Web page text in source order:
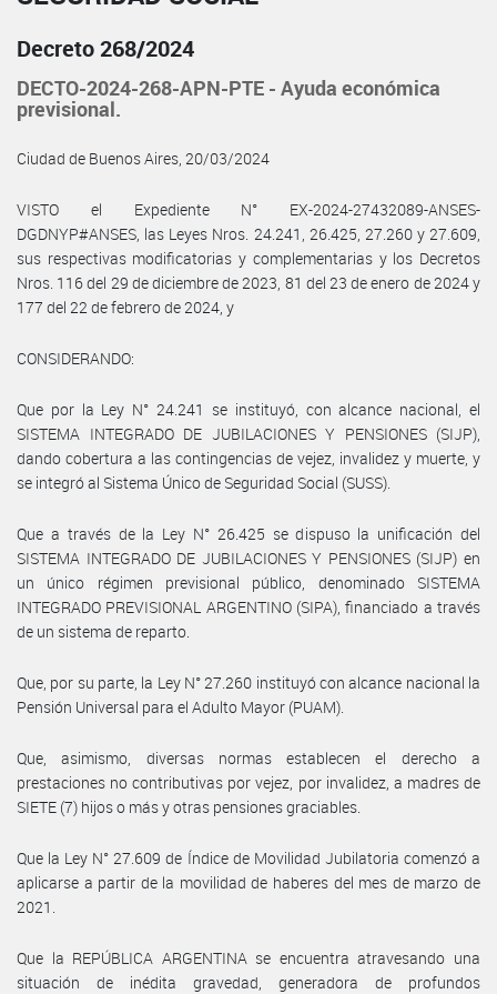
Decreto 268/2024
DECTO-2024-268-APN-PTE - Ayuda económica
previsional.
Ciudad de Buenos Aires, 20/03/2024
VISTO el Expediente N° EX-2024-27432089-ANSES-
DGDNYP#ANSES, las Leyes Nros. 24.241, 26.425, 27.260 y 27.609,
sus respectivas modificatorias y complementarias y los Decretos
Nros. 116 del 29 de diciembre de 2023, 81 del 23 de enero de 2024 y
177 del 22 de febrero de 2024, y
CONSIDERANDO:
Que por la Ley N° 24.241 se instituyó, con alcance nacional, el
SISTEMA INTEGRADO DE JUBILACIONES Y PENSIONES (SIJP),
dando cobertura a las contingencias de vejez, invalidez y muerte, y
se integró al Sistema Único de Seguridad Social (SUSS).
Que a través de la Ley N° 26.425 se dispuso la unificación del
SISTEMA INTEGRADO DE JUBILACIONES Y PENSIONES (SIJP) en
un único régimen previsional público, denominado SISTEMA
INTEGRADO PREVISIONAL ARGENTINO (SIPA), financiado a través
de un sistema de reparto.
Que, por su parte, la Ley N° 27.260 instituyó con alcance nacional la
Pensión Universal para el Adulto Mayor (PUAM).
Que, asimismo, diversas normas establecen el derecho a
prestaciones no contributivas por vejez, por invalidez, a madres de
SIETE (7) hijos o más y otras pensiones graciables.
Que la Ley N° 27.609 de Índice de Movilidad Jubilatoria comenzó a
aplicarse a partir de la movilidad de haberes del mes de marzo de
2021.
Que la REPÚBLICA ARGENTINA se encuentra atravesando una
situación de inédita gravedad, generadora de profundos